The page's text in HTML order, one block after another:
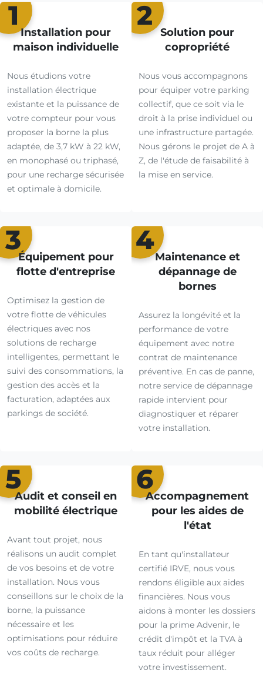
1
Installation pour
maison individuelle
Nous étudions votre
installation électrique
existante et la puissance de
votre compteur pour vous
proposer la borne la plus
adaptée, de 3,7 kW à 22 kW,
en monophasé ou triphasé,
pour une recharge sécurisée
et optimale à domicile.
2
Solution pour
copropriété
Nous vous accompagnons
pour équiper votre parking
collectif, que ce soit via le
droit à la prise individuel ou
une infrastructure partagée.
Nous gérons le projet de A à
Z, de l'étude de faisabilité à
la mise en service.
3
Équipement pour
flotte d'entreprise
Optimisez la gestion de
votre flotte de véhicules
électriques avec nos
solutions de recharge
intelligentes, permettant le
suivi des consommations, la
gestion des accès et la
facturation, adaptées aux
parkings de société.
4
Maintenance et
dépannage de
bornes
Assurez la longévité et la
performance de votre
équipement avec notre
contrat de maintenance
préventive. En cas de panne,
notre service de dépannage
rapide intervient pour
diagnostiquer et réparer
votre installation.
5
Audit et conseil en
mobilité électrique
Avant tout projet, nous
réalisons un audit complet
de vos besoins et de votre
installation. Nous vous
conseillons sur le choix de la
borne, la puissance
nécessaire et les
optimisations pour réduire
vos coûts de recharge.
6
Accompagnement
pour les aides de
l'état
En tant qu'installateur
certifié IRVE, nous vous
rendons éligible aux aides
financières. Nous vous
aidons à monter les dossiers
pour la prime Advenir, le
crédit d'impôt et la TVA à
taux réduit pour alléger
votre investissement.